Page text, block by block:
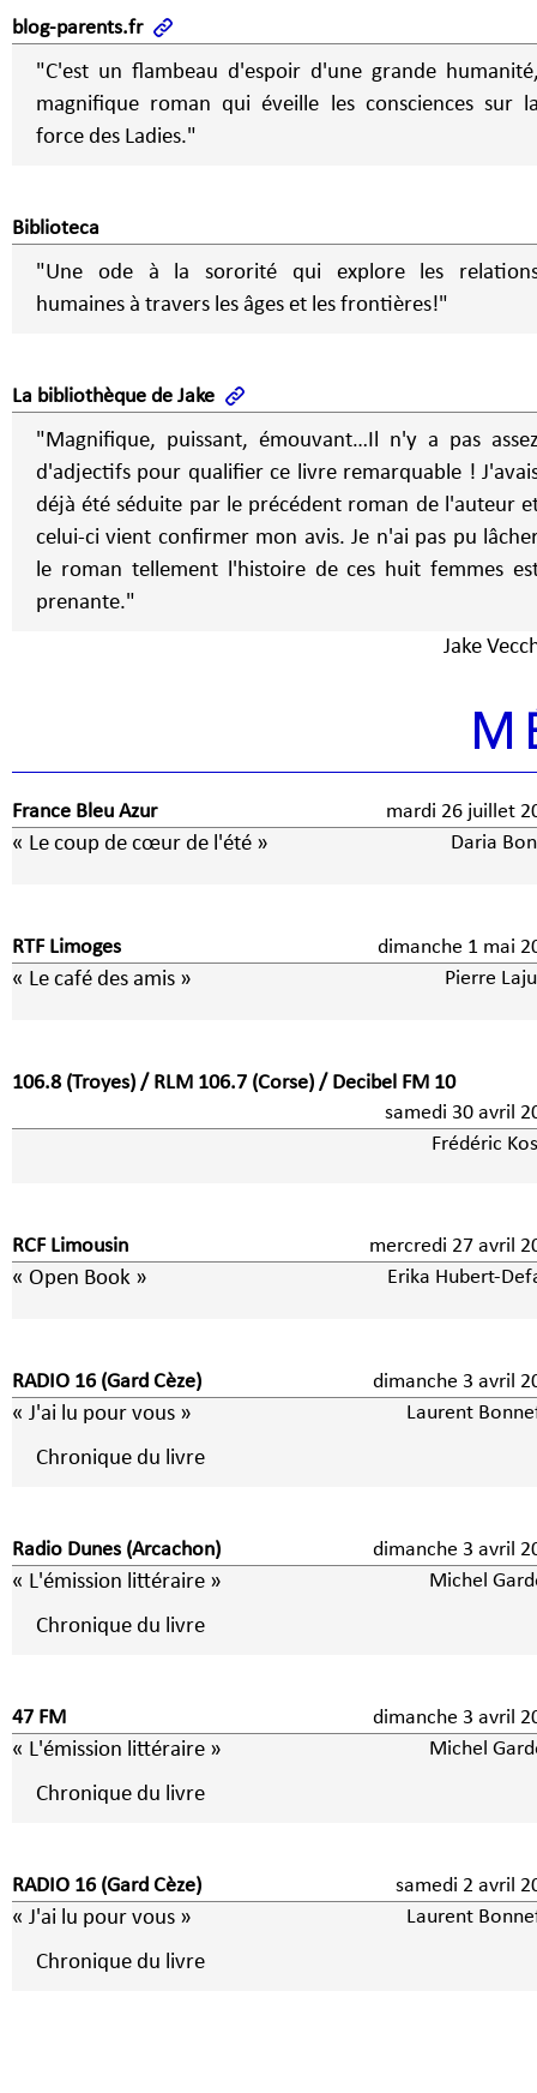
blog-parents.fr
"C'est un flambeau d'espoir d'une grande
magnifique roman qui éveille les consciences sur
force des Ladies."
Biblioteca
"Une ode à la sororité qui explore les
humaines à travers les âges et les frontières!"
La bibliothèque de Jake
"Magnifique, puissant, émouvant…Il n'y a pas
d'adjectifs pour qualifier ce livre remarquable !
déjà été séduite par le précédent roman de l'auteur
celui-ci vient confirmer mon avis. Je n'ai pas pu
le roman tellement l'histoire de ces huit femmes
prenante."
Jake
France Bleu Azur mardi 26 juillet
« Le coup de cœur de l'été » Daria
RTF Limoges dimanche 1
« Le café des amis » Pierre
106.8 (Troyes) / RLM 106.7 (Corse) / Decibel FM 10
samedi 30 avril
Frédéric
RCF Limousin mercredi 27 avril
« Open Book » Erika Hubert-
RADIO 16 (Gard Cèze) dimanche 3
« J'ai lu pour vous » Laurent
Chronique du livre
Radio Dunes (Arcachon) dimanche 3
« L'émission littéraire » Michel
Chronique du livre
47 FM dimanche 3
« L'émission littéraire » Michel
Chronique du livre
RADIO 16 (Gard Cèze) samedi 2
« J'ai lu pour vous » Laurent
Chronique du livre